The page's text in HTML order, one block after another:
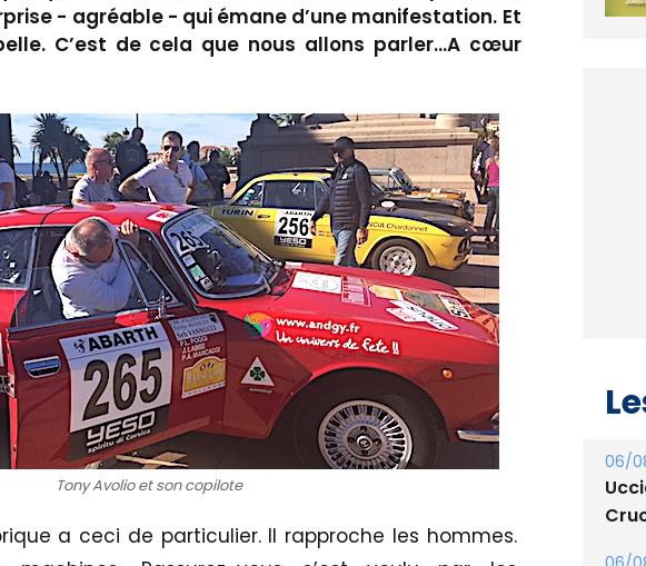
- agréable - qui émane d’une manifestation. Et
C’est de cela que nous allons parler…A cœur
Tony Avolio et son copilote
a ceci de particulier. Il rapproche les hommes.
06/